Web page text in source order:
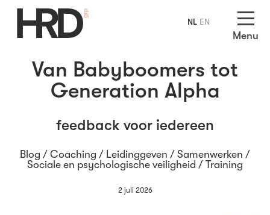
Menu
Van Babyboomers tot
Generation Alpha
feedback voor iedereen
Blog / Coaching / Leidinggeven / Samenwerken /
Sociale en psychologische veiligheid / Training
2 juli 2026
NL EN